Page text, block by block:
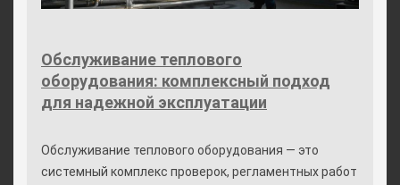
Обслуживание теплового
оборудования: комплексный подход
для надежной эксплуатации
Обслуживание теплового оборудования — это
системный комплекс проверок, регламентных работ